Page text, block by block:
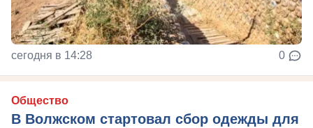
сегодня в 14:28 0
Общество
В Волжском стартовал сбор одежды для